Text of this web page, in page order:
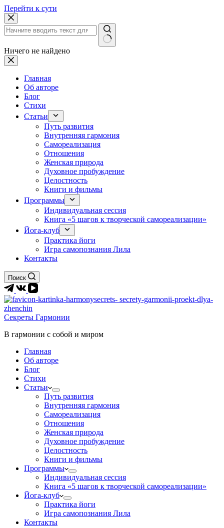
Перейти к сути
Ничего не найдено
Главная
Об авторе
Блог
Стихи
Статьи
Путь развития
Внутренняя гармония
Самореализация
Отношения
Женская природа
Духовное пробуждение
Целостность
Книги и фильмы
Программы
Индивидуальная сессия
Книга «5 шагов к творческой самореализации»
Йога-клуб
Практика йоги
Игра самопознания Лила
Контакты
Поиск
Секреты Гармонии
В гармонии c собой и миром
Главная
Об авторе
Блог
Стихи
Статьи
Путь развития
Внутренняя гармония
Самореализация
Отношения
Женская природа
Духовное пробуждение
Целостность
Книги и фильмы
Программы
Индивидуальная сессия
Книга «5 шагов к творческой самореализации»
Йога-клуб
Практика йоги
Игра самопознания Лила
Контакты